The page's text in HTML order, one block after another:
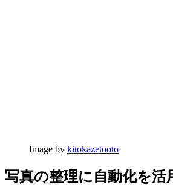
Image by kitokazetooto
写真の整理に自動化を活